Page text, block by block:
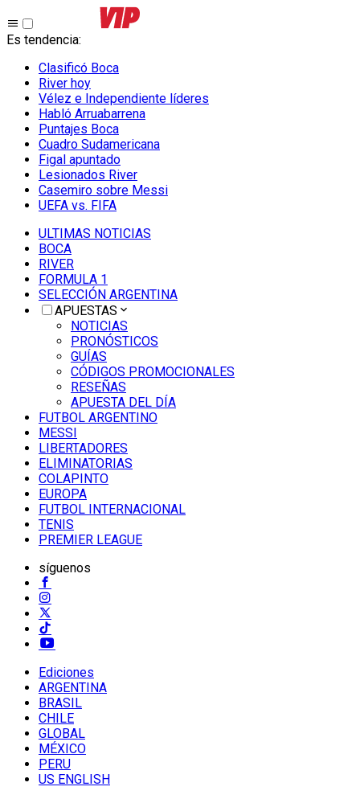
Es tendencia:
Clasificó Boca
River hoy
Vélez e Independiente líderes
Habló Arruabarrena
Puntajes Boca
Cuadro Sudamericana
Figal apuntado
Lesionados River
Casemiro sobre Messi
UEFA vs. FIFA
ULTIMAS NOTICIAS
BOCA
RIVER
FORMULA 1
SELECCIÓN ARGENTINA
APUESTAS
NOTICIAS
PRONÓSTICOS
GUÍAS
CÓDIGOS PROMOCIONALES
RESEÑAS
APUESTA DEL DÍA
FUTBOL ARGENTINO
MESSI
LIBERTADORES
ELIMINATORIAS
COLAPINTO
EUROPA
FUTBOL INTERNACIONAL
TENIS
PREMIER LEAGUE
síguenos
Ediciones
ARGENTINA
BRASIL
CHILE
GLOBAL
MÉXICO
PERU
US ENGLISH